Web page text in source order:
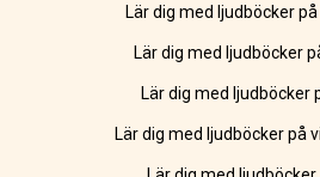
Lär dig med ljudböcker
Lär dig med ljudböcker
Lär dig med ljudböcker
Lär dig med ljudböcker på